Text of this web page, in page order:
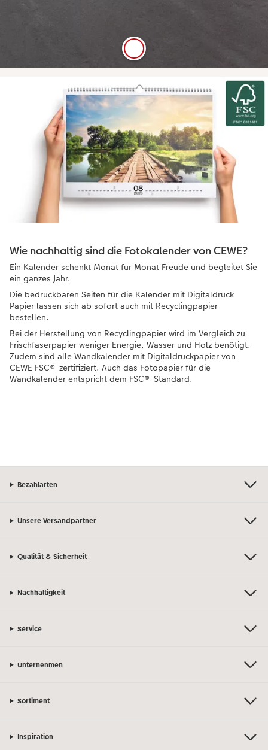
Wie nachhaltig sind die Fotokalender von CEWE?
Ein Kalender schenkt Monat für Monat Freude und begleitet Sie
ein ganzes Jahr.
Die bedruckbaren Seiten für die Kalender mit Digitaldruck
Papier lassen sich ab sofort auch mit Recyclingpapier
bestellen.
Bei der Herstellung von Recyclingpapier wird im Vergleich zu
Frischfaserpapier weniger Energie, Wasser und Holz benötigt.
Zudem sind alle Wandkalender mit Digitaldruckpapier von
CEWE FSC®-zertifiziert. Auch das Fotopapier für die
Wandkalender entspricht dem FSC®-Standard.
Bezahlarten
Unsere Versandpartner
Qualität & Sicherheit
Nachhaltigkeit
Service
Unternehmen
Sortiment
Inspiration